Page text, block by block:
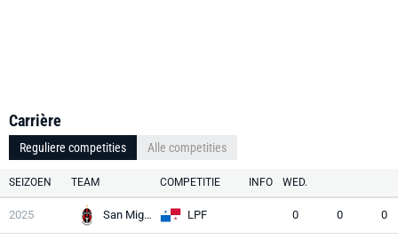
Carrière
Reguliere competities Alle competities
SEIZOEN TEAM COMPETITIE INFO WED.
2025 San Miguelito LPF 0 0 0